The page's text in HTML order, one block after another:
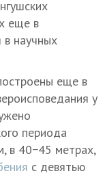
еще в
в научных
еще в
у
периода
в 40−45 метрах,
с девятью